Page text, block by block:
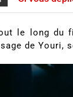
le long du
de Youri,